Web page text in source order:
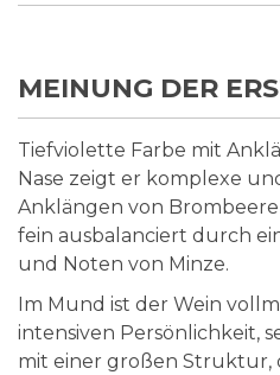
MEINUNG DER
Tiefviolette Farbe mit
Nase zeigt er komplexe
Anklängen von
fein ausbalanciert durch
und Noten von Minze.
Im Mund ist der Wein
intensiven Persönlichkeit,
mit einer großen Struktur,